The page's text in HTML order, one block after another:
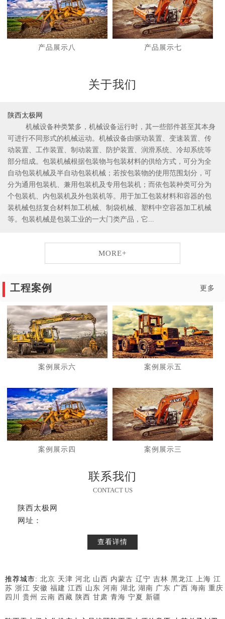
2
产品展示八 产品展示七
关于我们
陕西太极网
机械设备种类繁多，机械设备运行时，其一些部件甚至其本身
可进行不同形式的机械运动。机械设备由驱动装置、变速装置、传
动装置、工作装置、制动装置、防护装置、润滑系统、冷却系统等
部分组成。包装机械根据包装物与包装材料的供给方式，可分为全
自动包装机械及半自动包装机械；若按包装物的使用范围划分，可
分为通用包装机、兼用包装机及专用包装机；而依包装种类可分为
个包装机、内包装机及外包装机等。用于加工包装材料和容器的包
装机械包括复合材料加工机械、制袋机械、塑料中空容器加工机械
等。包装机械是包装工业的一大门类产品，它...
MORE+
工程案例 更多
案例展示六 案例展示五
案例展示四 案例展示三
联系我们
CONTACT US
陕西太极网
网址：
查看详情
推荐城市: 北京 天津 河北 山西 内蒙古 辽宁 吉林 黑龙江 上海 江
苏 浙江 安徽 福建 江西 山东 河南 湖北 湖南 广东 广西 海南 重庆
四川
贵州 云南 西藏 陕西 甘肃 青海 宁夏 新疆